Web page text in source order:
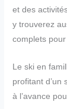
et des
y trouverez
complets
Le ski en
profitant d’un
à l’avance